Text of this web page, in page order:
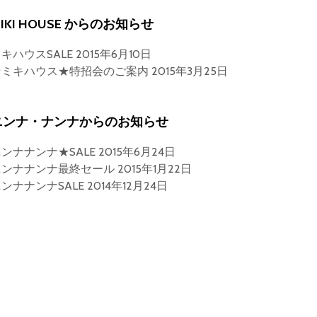
HOUSE からのお知らせ
キハウスSALE 2015年6月10日
キハウス★特招会のご案内 2015年3月25日
ンナ・ナンナからのお知らせ
ンナナンナ★SALE 2015年6月24日
ナナンナ最終セール 2015年1月22日
ナナンナSALE 2014年12月24日